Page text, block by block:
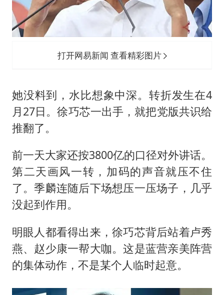
打开网易新闻 查看精彩图片
她没料到，水比想象中深。转折发生在4
月27日。徐巧芯一出手，就把党版共识给
推翻了。
前一天大家还按3800亿的口径对外讲话。
第二天画风一转，加码的声音就压不住
了。季麟连随后下场想压一压场子，几乎
没起到作用。
明眼人都看得出来，徐巧芯背后站着卢秀
燕、赵少康一帮大咖。这是蓝营亲美阵营
的集体动作，不是某个人临时起意。